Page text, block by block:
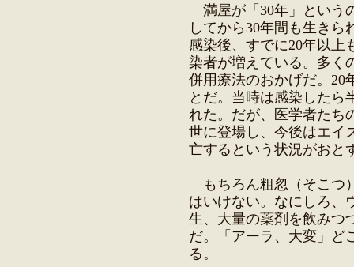
満屋が「30年」という
してから30年間も生き
感染後、すでに20年以上
染者が増えている。多く
併用療法のおかげだ。20
とだ。当時は感染したら
れた。だが、医学者たち
世に登場し、今後はエイ
亡するという状況がおと
もちろん粗忽（そこつ
はいけない。なにしろ、
生、大量の薬剤を飲みつ
だ。「アーラ、大変」ど
る。